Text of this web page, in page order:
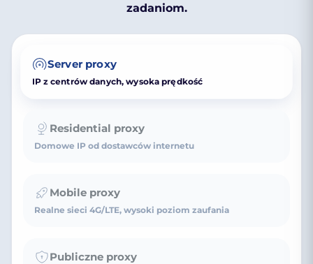
zadaniom.
Server proxy
IP z centrów danych, wysoka prędkość
Residential proxy
Domowe IP od dostawców internetu
Mobile proxy
Realne sieci 4G/LTE, wysoki poziom zaufania
Publiczne proxy